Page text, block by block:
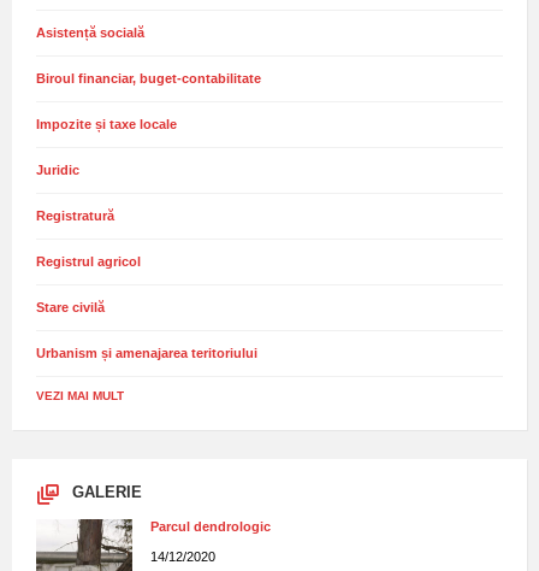
Asistență socială
Biroul financiar, buget-contabilitate
Impozite și taxe locale
Juridic
Registratură
Registrul agricol
Stare civilă
Urbanism și amenajarea teritoriului
VEZI MAI MULT
GALERIE
Parcul dendrologic
14/12/2020